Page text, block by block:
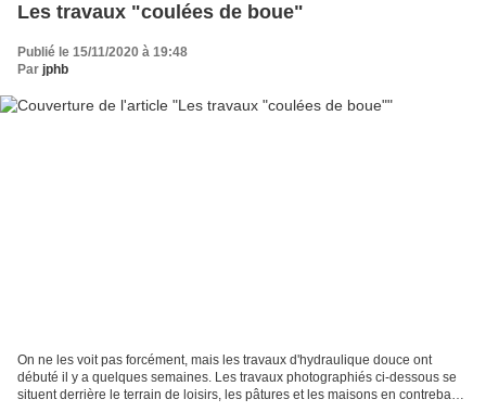
Les travaux "coulées de boue"
Publié le 15/11/2020 à 19:48
Par jphb
On ne les voit pas forcément, mais les travaux d'hydraulique douce ont
débuté il y a quelques semaines. Les travaux photographiés ci-dessous se
situent derrière le terrain de loisirs, les pâtures et les maisons en contrebas